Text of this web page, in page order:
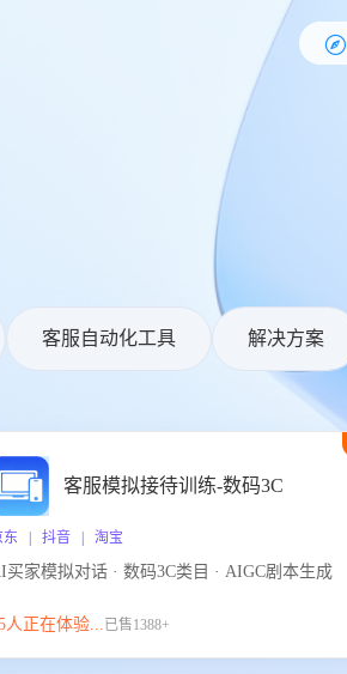

客服自动化工具 解决方案
客服模拟接待训练-数码3C
东 | 抖音 | 淘宝
买家模拟对话 · 数码3C类目 · AIGC剧本生成
人正在体验...已售1388+